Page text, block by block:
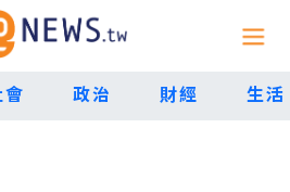
政治 財經 生活